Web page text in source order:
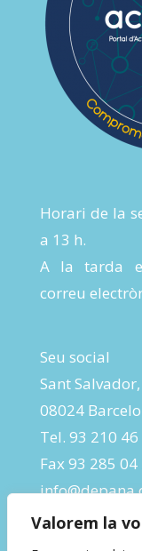
Valorem la
Horari de la
a 13 h.
A la tarda
correu
Seu social
Sant
08024
Tel. 93 210 46
Fax 93 285 04